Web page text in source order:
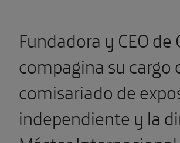
Fundadora y CEO de
compagina su cargo
comisariado de
independiente y la